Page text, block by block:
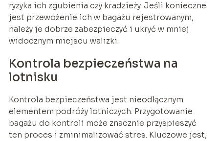
ryzyka ich zgubienia czy kradzieży. Jeśli konieczne
jest przewożenie ich w bagażu rejestrowanym,
należy je dobrze zabezpieczyć i ukryć w mniej
widocznym miejscu walizki.
Kontrola bezpieczeństwa na
lotnisku
Kontrola bezpieczeństwa jest nieodłącznym
elementem podróży lotniczych. Przygotowanie
bagażu do kontroli może znacznie przyspieszyć
ten proces i zminimalizować stres. Kluczowe jest,